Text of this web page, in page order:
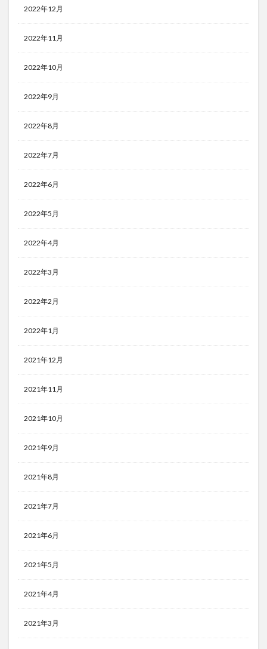
2022年12月
2022年11月
2022年10月
2022年9月
2022年8月
2022年7月
2022年6月
2022年5月
2022年4月
2022年3月
2022年2月
2022年1月
2021年12月
2021年11月
2021年10月
2021年9月
2021年8月
2021年7月
2021年6月
2021年5月
2021年4月
2021年3月